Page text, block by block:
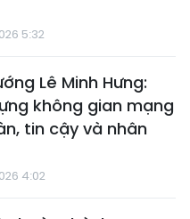
5:32
Lê Minh Hưng:
không gian mạng
tin cậy và nhân
4:02